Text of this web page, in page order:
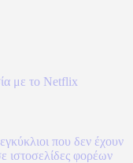
με το Netflix
που δεν έχουν
ιστοσελίδες φορέων